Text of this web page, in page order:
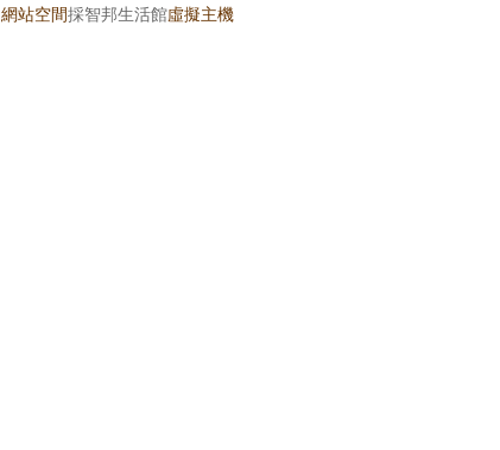
網站空間採智邦生活館虛擬主機